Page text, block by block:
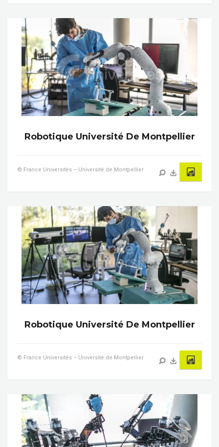
Robotique Université De Montpellier
© France Universités – Université de Montpellier
Robotique Université De Montpellier
© France Universités – Université de Montpellier